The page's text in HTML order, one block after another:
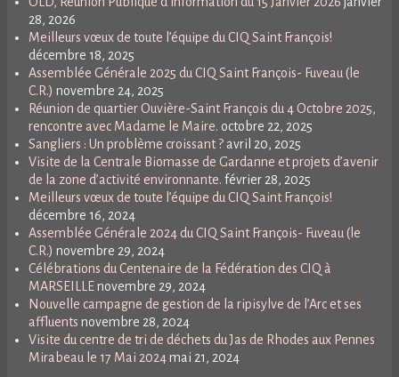
28, 2026
Meilleurs vœux de toute l’équipe du CIQ Saint François!
décembre 18, 2025
Assemblée Générale 2025 du CIQ Saint François- Fuveau (le
C.R.) novembre 24, 2025
Réunion de quartier Ouvière-Saint François du 4 Octobre 2025,
rencontre avec Madame le Maire. octobre 22, 2025
Sangliers : Un problème croissant ? avril 20, 2025
Visite de la Centrale Biomasse de Gardanne et projets d’avenir
de la zone d’activité environnante. février 28, 2025
Meilleurs vœux de toute l’équipe du CIQ Saint François!
décembre 16, 2024
Assemblée Générale 2024 du CIQ Saint François- Fuveau (le
C.R.) novembre 29, 2024
Célébrations du Centenaire de la Fédération des CIQ à
MARSEILLEnovembre 29, 2024
Nouvelle campagne de gestion de la ripisylve de l’Arc et ses
affluents novembre 28, 2024
Visite du centre de tri de déchets du Jas de Rhodes aux Pennes
Mirabeau le 17 Mai 2024mai 21, 2024